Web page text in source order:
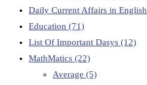
Daily Current Affairs in English
Education (71)
List Of Important Dasys (12)
MathMatics (22)
Average (5)